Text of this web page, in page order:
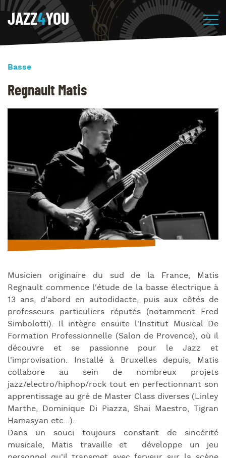
JAZZ4YOU
Basse
Regnault Matis
Musicien originaire du sud de la France, Matis
Regnault commence l'étude de la basse électrique à
13 ans, d'abord en autodidacte, puis aux côtés de
professeurs particuliers réputés (notamment Fred
Simbolotti). Il intègre ensuite l'Institut Musical De
Formation Professionnelle (Salon de Provence), où il
découvre et se passionne pour le Jazz et
l'improvisation. Installé à Bruxelles depuis, Matis
collabore au sein de nombreux projets
jazz/electro/hiphop/rock tout en perfectionnant son
apprentissage au gré de Master Class diverses (Linley
Marthe, Dominique Di Piazza, Shai Maestro, Tigran
Hamasyan etc...).
Dans un souci toujours constant de sincérité
musicale, Matis travaille et développe un jeu